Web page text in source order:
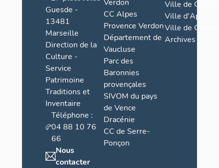
Guesde -
13481
Marseille
Direction de la
Culture -
Service
Patrimoine
Traditions et
Inventaire
Téléphone :
04 88 10 76
66
Nous
contacter
Verdon
CC Alpes
Provence Verdon
Département de
Vaucluse
Parc des
Baronnies
provençales
SIVOM du pays
de Vence
Dracénie
CC de Serre-
Ponçon
Ville de Grasse
Ville d'Apt
Ville de
Archives